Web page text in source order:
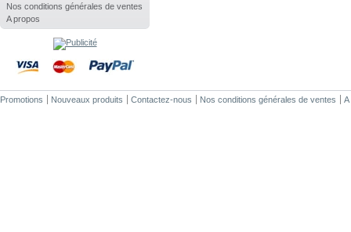
Nos conditions générales de ventes
A propos
Promotions Nouveaux produits Contactez-nous Nos conditions générales de ventes A